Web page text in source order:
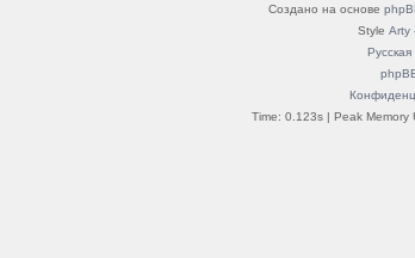
Создано на основе
Style Arty
Time: 0.123s | Peak